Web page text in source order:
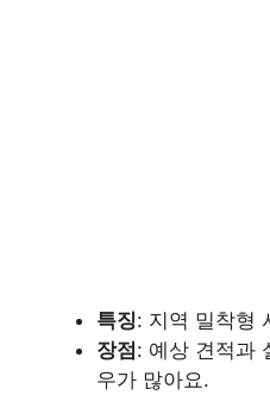
특징: 지역 밀착형
장점: 예상 견적과
우가 많아요.